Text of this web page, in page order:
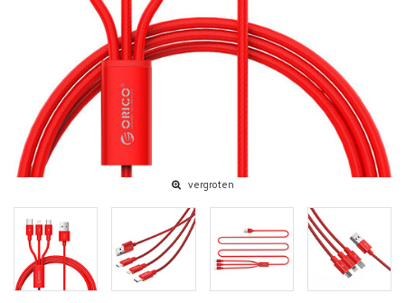
vergroten